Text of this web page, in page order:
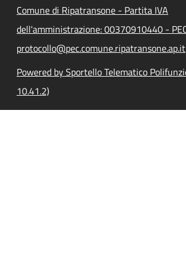
Comune di Ripatransone - Partita IVA
dell'amministrazione: 00370910440 -
protocollo@pec.comune.ripatransone.ap.it
Powered by Sportello Telematico
10.41.2)